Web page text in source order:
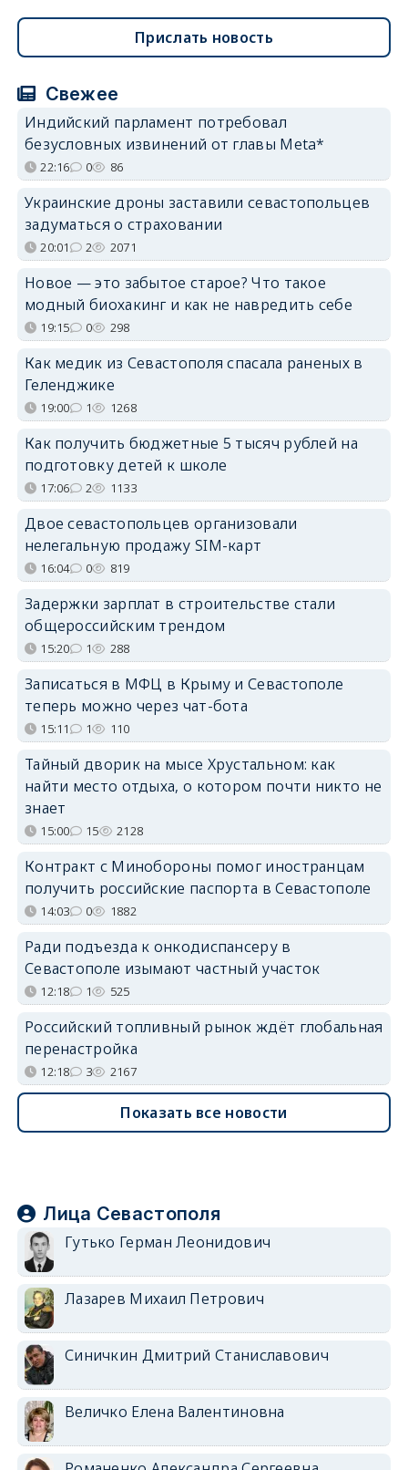
Прислать новость
Свежее
Индийский парламент потребовал
безусловных извинений от главы Meta*
22:16 0 86
Украинские дроны заставили севастопольцев
задуматься о страховании
20:01 2 2071
Новое — это забытое старое? Что такое
модный биохакинг и как не навредить себе
19:15 0 298
Как медик из Севастополя спасала раненых в
Геленджике
19:00 1 1268
Как получить бюджетные 5 тысяч рублей на
подготовку детей к школе
17:06 2 1133
Двое севастопольцев организовали
нелегальную продажу SIM-карт
16:04 0 819
Задержки зарплат в строительстве стали
общероссийским трендом
15:20 1 288
Записаться в МФЦ в Крыму и Севастополе
теперь можно через чат-бота
15:11 1 110
Тайный дворик на мысе Хрустальном: как
найти место отдыха, о котором почти никто не
знает
15:00 15 2128
Контракт с Минобороны помог иностранцам
получить российские паспорта в Севастополе
14:03 0 1882
Ради подъезда к онкодиспансеру в
Севастополе изымают частный участок
12:18 1 525
Российский топливный рынок ждёт глобальная
перенастройка
12:18 3 2167
Показать все новости
Лица Севастополя
Гутько Герман Леонидович
Лазарев Михаил Петрович
Синичкин Дмитрий Станиславович
Величко Елена Валентиновна